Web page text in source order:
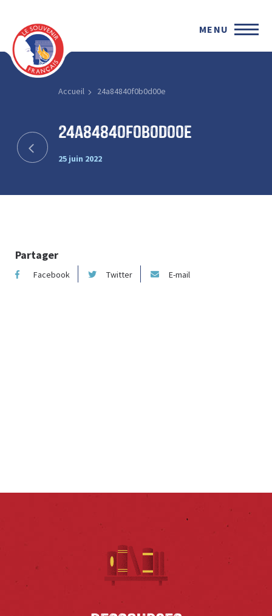
MENU
Accueil 24a84840f0b0d00e
24a84840f0b0d00e
25 juin 2022
Partager
Facebook Twitter E-mail